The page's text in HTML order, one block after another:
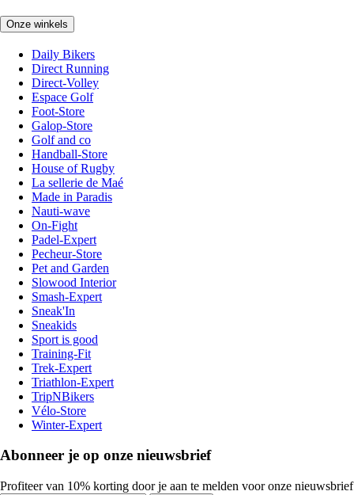
Onze winkels
Daily Bikers
Direct Running
Direct-Volley
Espace Golf
Foot-Store
Galop-Store
Golf and co
Handball-Store
House of Rugby
La sellerie de Maé
Made in Paradis
Nauti-wave
On-Fight
Padel-Expert
Pecheur-Store
Pet and Garden
Slowood Interior
Smash-Expert
Sneak'In
Sneakids
Sport is good
Training-Fit
Trek-Expert
Triathlon-Expert
TripNBikers
Vélo-Store
Winter-Expert
Abonneer je op onze nieuwsbrief
Profiteer van 10% korting door je aan te melden voor onze nieuwsbrief